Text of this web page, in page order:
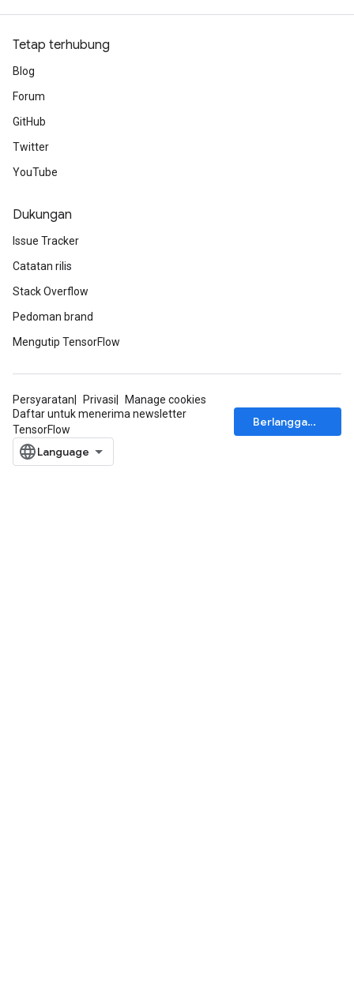
Tetap terhubung
Blog
Forum
GitHub
Twitter
YouTube
Dukungan
Issue Tracker
Catatan rilis
Stack Overflow
Pedoman brand
Mengutip TensorFlow
Persyaratan Privasi
Manage cookies
Daftar untuk menerima newsletter
TensorFlow
Berlangganan